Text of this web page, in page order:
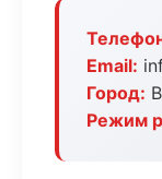
Email:
Город:
Режим